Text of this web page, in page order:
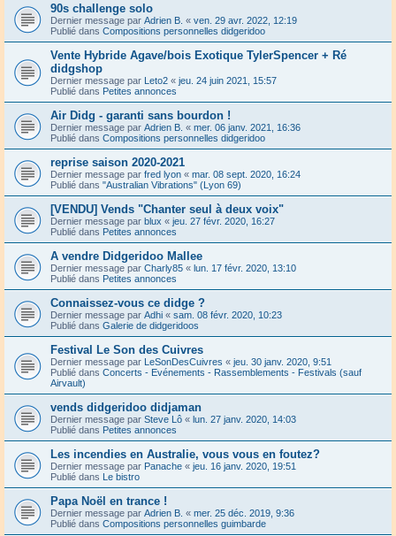
90s challenge solo
Dernier message par Adrien B. « ven. 29 avr. 2022, 12:19
Publié dans Compositions personnelles didgeridoo
Vente Hybride Agave/bois Exotique TylerSpencer + Ré
didgshop
Dernier message par Leto2 « jeu. 24 juin 2021, 15:57
Publié dans Petites annonces
Air Didg - garanti sans bourdon !
Dernier message par Adrien B. « mer. 06 janv. 2021, 16:36
Publié dans Compositions personnelles didgeridoo
reprise saison 2020-2021
Dernier message par fred lyon « mar. 08 sept. 2020, 16:24
Publié dans "Australian Vibrations" (Lyon 69)
[VENDU] Vends "Chanter seul à deux voix"
Dernier message par blux « jeu. 27 févr. 2020, 16:27
Publié dans Petites annonces
A vendre Didgeridoo Mallee
Dernier message par Charly85 « lun. 17 févr. 2020, 13:10
Publié dans Petites annonces
Connaissez-vous ce didge ?
Dernier message par Adhi « sam. 08 févr. 2020, 10:23
Publié dans Galerie de didgeridoos
Festival Le Son des Cuivres
Dernier message par LeSonDesCuivres « jeu. 30 janv. 2020, 9:51
Publié dans Concerts - Evénements - Rassemblements - Festivals (sauf
Airvault)
vends didgeridoo didjaman
Dernier message par Steve Lô « lun. 27 janv. 2020, 14:03
Publié dans Petites annonces
Les incendies en Australie, vous vous en foutez?
Dernier message par Panache « jeu. 16 janv. 2020, 19:51
Publié dans Le bistro
Papa Noël en trance !
Dernier message par Adrien B. « mer. 25 déc. 2019, 9:36
Publié dans Compositions personnelles guimbarde